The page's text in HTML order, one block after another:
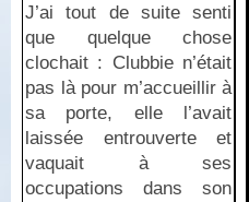
J’ai tout de suite senti
que quelque chose
clochait : Clubbie n’était
pas là pour m’accueillir à
sa porte, elle l’avait
laissée entrouverte et
vaquait à ses
occupations dans son